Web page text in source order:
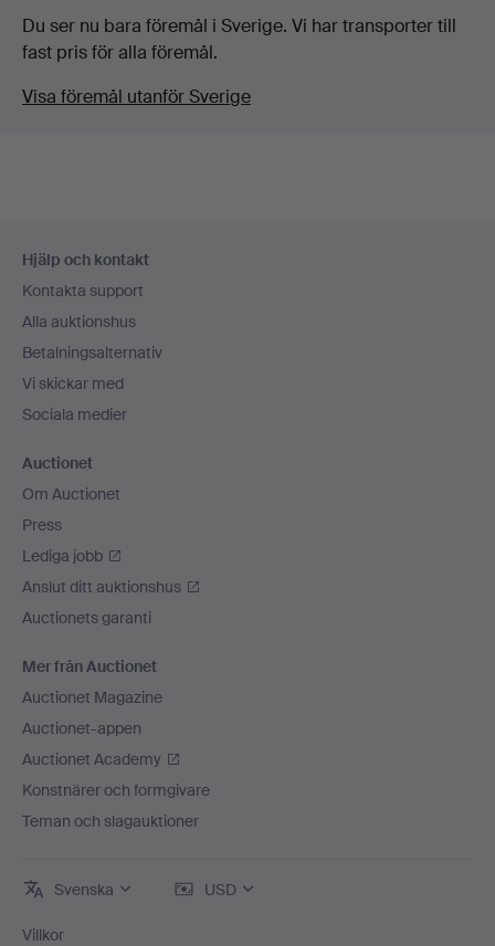
Du ser nu bara föremål i Sverige. Vi har transporter till
fast pris för alla föremål.
Visa föremål utanför Sverige
Hjälp och kontakt
Kontakta support
Alla auktionshus
Betalningsalternativ
Vi skickar med
Sociala medier
Auctionet
Om Auctionet
Press
Lediga jobb
Anslut ditt auktionshus
Auctionets garanti
Mer från Auctionet
Auctionet Magazine
Auctionet-appen
Auctionet Academy
Konstnärer och formgivare
Teman och slagauktioner
Svenska USD
Villkor